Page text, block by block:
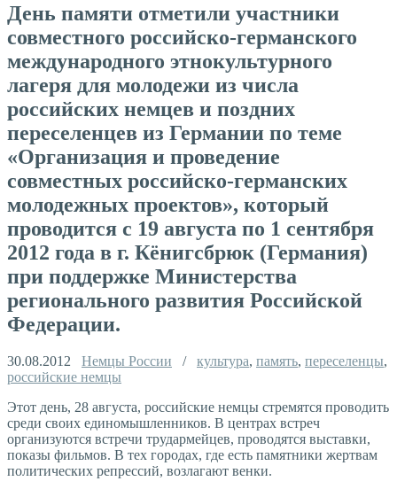
День памяти отметили участники
совместного российско-германского
международного этнокультурного
лагеря для молодежи из числа
российских немцев и поздних
переселенцев из Германии по теме
«Организация и проведение
совместных российско-германских
молодежных проектов», который
проводится с 19 августа по 1 сентября
2012 года в г. Кёнигсбрюк (Германия)
при поддержке Министерства
регионального развития Российской
Федерации.
30.08.2012 Немцы России / культура, память, переселенцы,
российские немцы
Этот день, 28 августа, российские немцы стремятся проводить
среди своих единомышленников. В центрах встреч
организуются встречи трудармейцев, проводятся выставки,
показы фильмов. В тех городах, где есть памятники жертвам
политических репрессий, возлагают венки.